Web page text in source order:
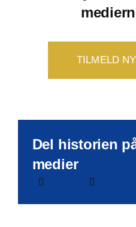
TILMELD
Del historien
medier